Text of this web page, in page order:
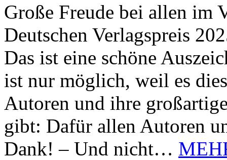
Große Freude bei allen im
Deutschen Verlagspreis
Das ist eine schöne
ist nur möglich, weil es
Autoren und ihre
gibt: Dafür allen Autoren
Dank! – Und nicht…